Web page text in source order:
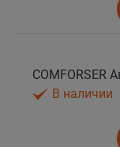
В наличии